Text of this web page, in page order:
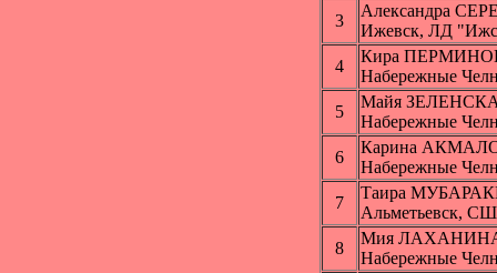
3
Александра
Ижевск, ЛД
4
Кира
Набережные
5
Майя
Набережные
6
Карина
Набережные
7
Таира
Альметьевск,
8
Мия
Набережные